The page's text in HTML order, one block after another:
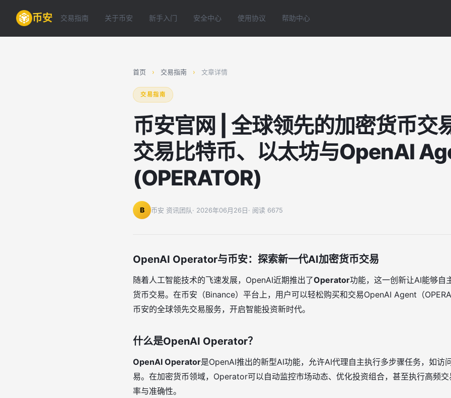
币安 交易指南 关于币安 新手入门 安全中心 使用协议 帮助中心
首页 › 交易指南 › 文章详情
交易指南
币安官网 | 全球领先的加密货币交
交易比特币、以太坊与OpenAI
(OPERATOR)
B 币安 资讯团队· 2026年06月26日· 阅读 6675
OpenAI Operator与币安：探索新一代AI加密货币交易
随着人工智能技术的飞速发展，OpenAI近期推出了Operator功能，这一创新让AI能够自
货币交易。在币安（Binance）平台上，用户可以轻松购买和交易OpenAI Agent（
币安的全球领先交易服务，开启智能投资新时代。
什么是OpenAI Operator？
OpenAI Operator是OpenAI推出的新型AI功能，允许AI代理自主执行多步骤任务，如访
易。在加密货币领域，Operator可以自动监控市场动态、优化投资组合，甚至执行高频
率与准确性。